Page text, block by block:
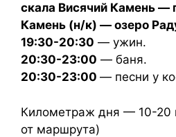
скала Висячий Камень —
Камень (н/к) — озеро
19:30-20:30 — ужин.
20:30-23:00 — баня.
20:30-23:00 — песни у
Километраж дня — 10-20
от маршрута)